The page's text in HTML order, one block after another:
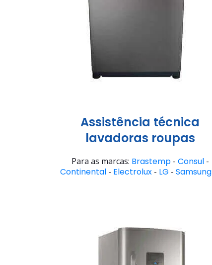
Assistência técnica
lavadoras roupas
Para as marcas: Brastemp- Consul-
Continental - Electrolux - LG - Samsung